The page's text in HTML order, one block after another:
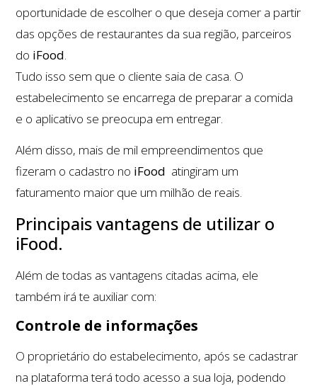
oportunidade de escolher o que deseja comer a partir
das opções de restaurantes da sua região, parceiros
do iFood.
Tudo isso sem que o cliente saia de casa. O
estabelecimento se encarrega de preparar a comida
e o aplicativo se preocupa em entregar.
Além disso, mais de mil empreendimentos que
fizeram o cadastro no iFood atingiram um
faturamento maior que um milhão de reais.
Principais vantagens de utilizar o
iFood.
Além de todas as vantagens citadas acima, ele
também irá te auxiliar com:
Controle de informações
O proprietário do estabelecimento, após se cadastrar
na plataforma terá todo acesso a sua loja, podendo